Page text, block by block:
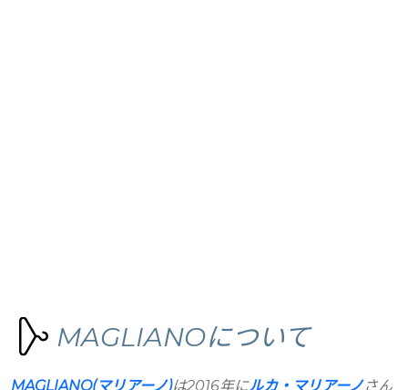
MAGLIANOについて
MAGLIANO(マリアーノ)は2016年にルカ・マリアーノさん